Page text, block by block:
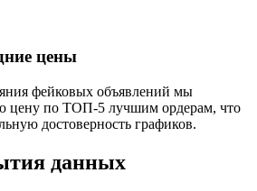
цены
фейковых объявлений мы
цену по ТОП-5 лучшим ордерам, что
достоверность графиков.
данных